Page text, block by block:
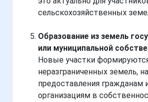
сельскохозяйственных
Образование из земель
или муниципальной
Новые участки
неразграниченных земель,
предоставления гражданам
организациям в